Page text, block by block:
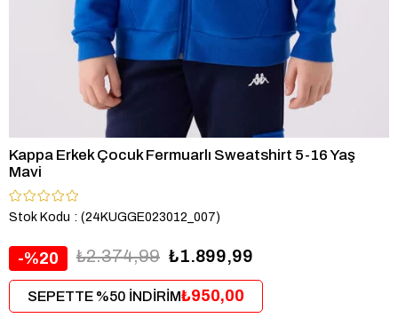
Kappa Erkek Çocuk Fermuarlı Sweatshirt 5-16 Yaş
Mavi
Stok Kodu (24KUGGE023012_007)
20 ₺2.374,99 ₺1.899,99
SEPETTE %50 İNDİRİM₺950,00